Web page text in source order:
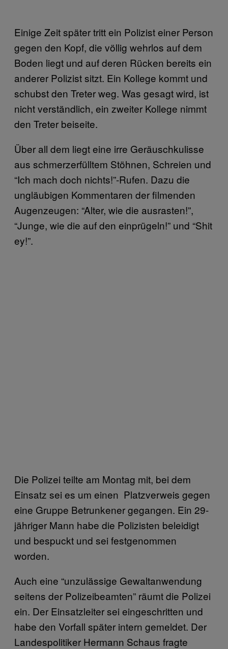
Einige Zeit später tritt ein Polizist einer Person
gegen den Kopf, die völlig wehrlos auf dem
Boden liegt und auf deren Rücken bereits ein
anderer Polizist sitzt. Ein Kollege kommt und
schubst den Treter weg. Was gesagt wird, ist
nicht verständlich, ein zweiter Kollege nimmt
den Treter beiseite.
Über all dem liegt eine irre Geräuschkulisse
aus schmerzerfülltem Stöhnen, Schreien und
“Ich mach doch nichts!”-Rufen. Dazu die
ungläubigen Kommentaren der filmenden
Augenzeugen: “Alter, wie die ausrasten!”,
“Junge, wie die auf den einprügeln!” und “Shit
ey!”.
Die Polizei teilte am Montag mit, bei dem
Einsatz sei es um einen Platzverweis gegen
eine Gruppe Betrunkener gegangen. Ein 29-
jähriger Mann habe die Polizisten beleidigt
und bespuckt und sei festgenommen
worden.
Auch eine “unzulässige Gewaltanwendung
seitens der Polizeibeamten” räumt die Polizei
ein. Der Einsatzleiter sei eingeschritten und
habe den Vorfall später intern gemeldet. Der
Landespolitiker Hermann Schaus fragte